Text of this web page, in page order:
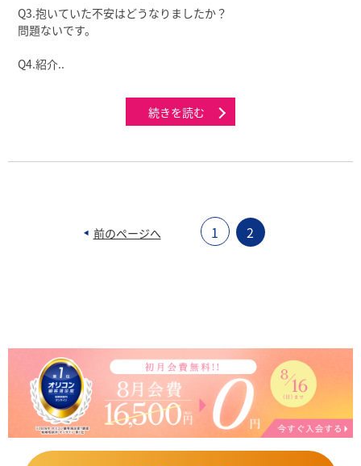
Q3.抱いていた不安はどうなりましたか？
問題ないです。
Q4.紹介..
続きを読む
前のページへ 1 2